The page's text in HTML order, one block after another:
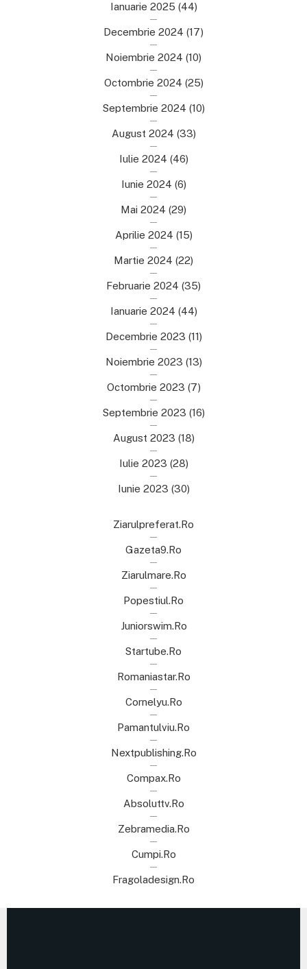
Ianuarie 2025 (44)
Decembrie 2024 (17)
Noiembrie 2024 (10)
Octombrie 2024 (25)
Septembrie 2024 (10)
August 2024 (33)
Iulie 2024 (46)
Iunie 2024 (6)
Mai 2024 (29)
Aprilie 2024 (15)
Martie 2024 (22)
Februarie 2024 (35)
Ianuarie 2024 (44)
Decembrie 2023 (11)
Noiembrie 2023 (13)
Octombrie 2023 (7)
Septembrie 2023 (16)
August 2023 (18)
Iulie 2023 (28)
Iunie 2023 (30)
Ziarulpreferat.ro
Gazeta9.ro
Ziarulmare.ro
Popestiul.ro
Juniorswim.ro
Startube.ro
Romaniastar.ro
Cornelyu.ro
Pamantulviu.ro
Nextpublishing.ro
Compax.ro
Absoluttv.ro
Zebramedia.ro
Cumpi.ro
Fragoladesign.ro